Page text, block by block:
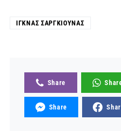
ΊΓΚΝΑΣ ΣΑΡΓΚΙΟΎΝΑΣ
Share
Share